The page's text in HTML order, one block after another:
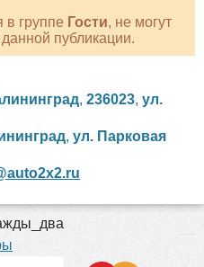
в группе Гости, не могут
публикации.
, 236023, ул.
, ул. Парковая